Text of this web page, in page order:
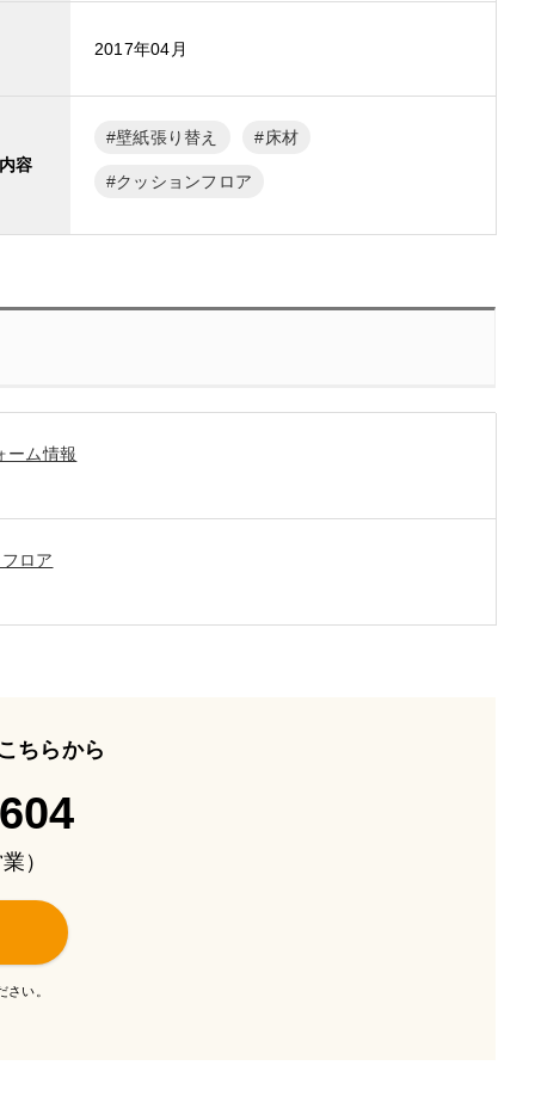
2017年04月
容
壁紙張り替え 床材
クッションフロア
ーム情報
ロア
ちらから
）
い。